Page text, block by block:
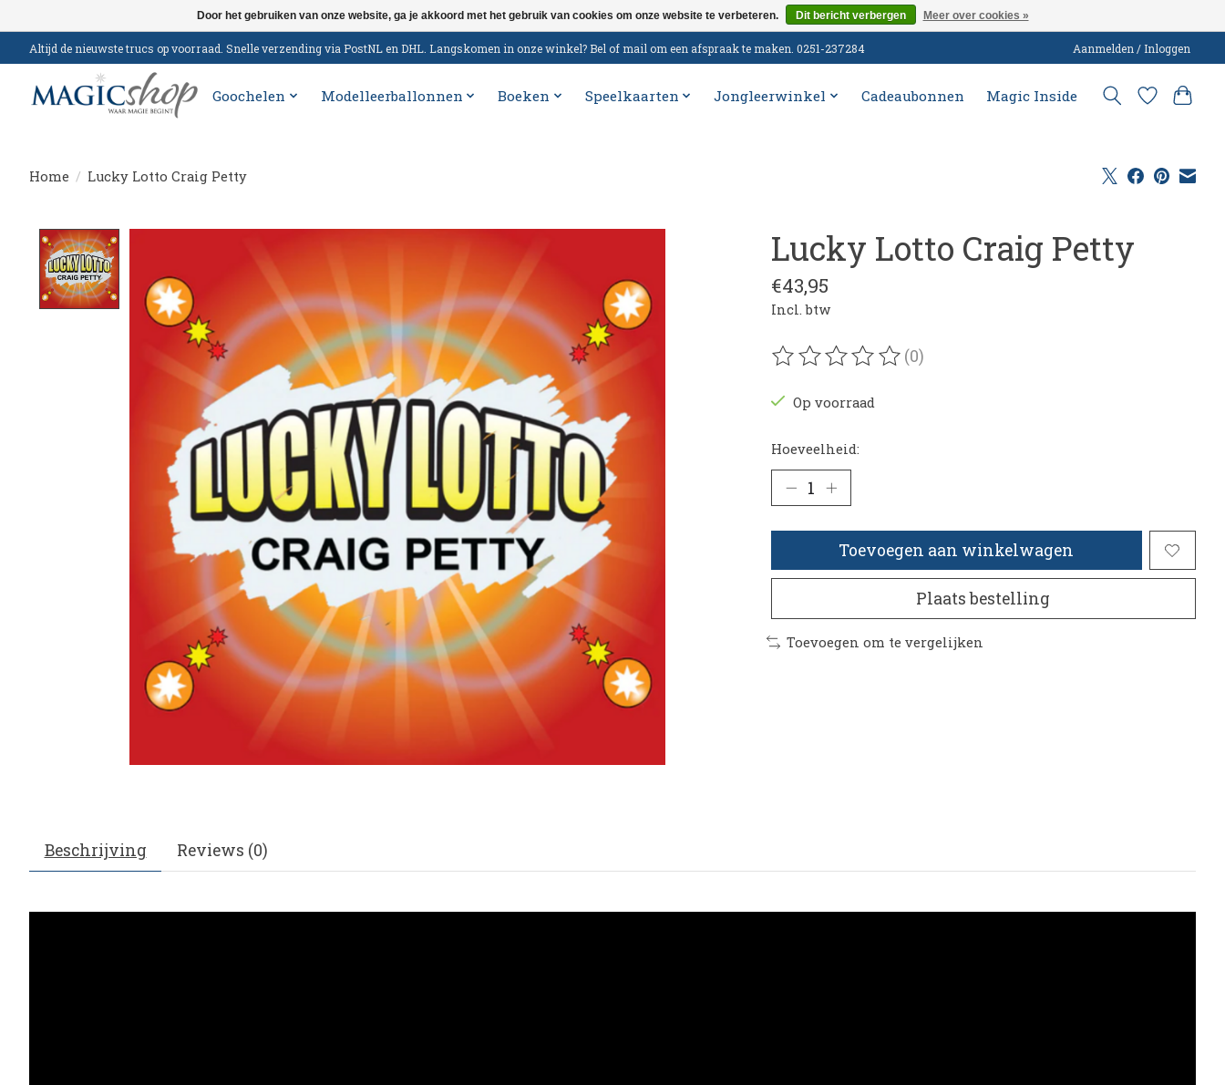
Altijd de nieuwste trucs op voorraad. Snelle verzending via PostNL en DHL. Langskomen in onze winkel? Bel of mail om een afspraak te maken. 0251-237284 Aanmelden / Inloggen
Goochelen Modelleerballonnen Boeken Speelkaarten Jongleerwinkel Cadeaubonnen Magic Inside
Home / Lucky Lotto Craig Petty
Lucky Lotto Craig Petty
€43,95
Incl. btw
De beoordeling van dit product is
(0)
Op voorraad
Hoeveelheid:
Toevoegen aan winkelwagen
Plaats bestelling
Toevoegen om te vergelijken
Beschrijving Reviews (0)
Door het gebruiken van onze website, ga je akkoord met het gebruik van cookies om onze website te verbeteren. Dit bericht verbergen Meer over cookies »